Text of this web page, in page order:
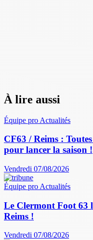
À lire aussi
Équipe pro Actualités
CF63 / Reims :
pour lancer la saison !
Vendredi 07/08/2026
Équipe pro Actualités
Le Clermont Foot 63
Reims !
Vendredi 07/08/2026